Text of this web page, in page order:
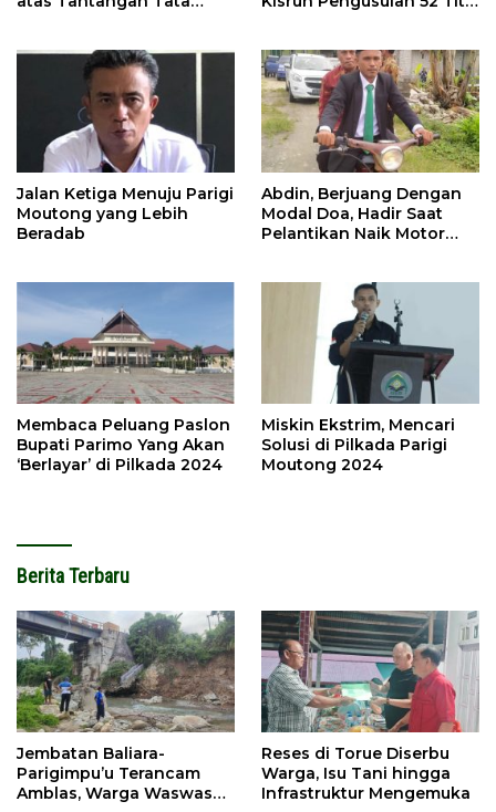
Jalan Ketiga Menuju Parigi
Moutong yang Lebih
Beradab
Abdin, Berjuang Dengan
Modal Doa, Hadir Saat
Pelantikan Naik Motor
Membaca Peluang Paslon
Bupati Parimo Yang Akan
‘Berlayar’ di Pilkada 2024
Miskin Ekstrim, Mencari
Solusi di Pilkada Parigi
Moutong 2024
Berita Terbaru
Jembatan Baliara-
Parigimpu’u Terancam
Amblas, Warga Waswas
Reses di Torue Diserbu
Warga, Isu Tani hingga
Infrastruktur Mengemuka